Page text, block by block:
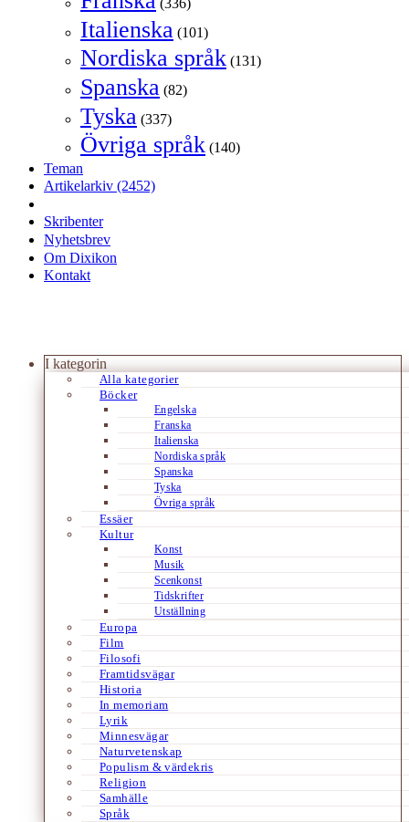
(336)
Italienska (101)
Nordiska språk (131)
Spanska (82)
Tyska (337)
Övriga språk (140)
Teman
Artikelarkiv (2452)
Skribenter
Nyhetsbrev
Om Dixikon
Kontakt
I kategorin
Alla kategorier
Böcker
Engelska
Franska
Italienska
Nordiska språk
Spanska
Tyska
Övriga språk
Essäer
Kultur
Konst
Musik
Scenkonst
Tidskrifter
Utställning
Europa
Film
Filosofi
Framtidsvägar
Historia
In memoriam
Lyrik
Minnesvägar
Naturvetenskap
Populism & värdekris
Religion
Samhälle
Språk